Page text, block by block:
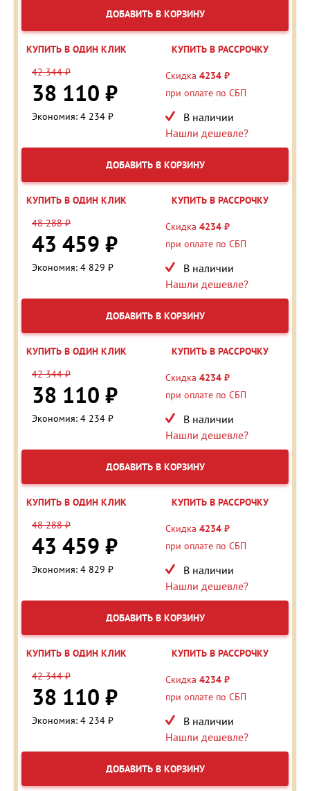
ДОБАВИТЬ В КОРЗИНУ
КУПИТЬ В ОДИН КЛИК
КУПИТЬ В РАССРОЧКУ
42 344 ₽
38 110 ₽
Экономия: 4 234 ₽
Скидка 4234 ₽
при оплате по СБП
В наличии
Нашли дешевле?
ДОБАВИТЬ В КОРЗИНУ
КУПИТЬ В ОДИН КЛИК
КУПИТЬ В РАССРОЧКУ
48 288 ₽
43 459 ₽
Экономия: 4 829 ₽
Скидка 4234 ₽
при оплате по СБП
В наличии
Нашли дешевле?
ДОБАВИТЬ В КОРЗИНУ
КУПИТЬ В ОДИН КЛИК
КУПИТЬ В РАССРОЧКУ
42 344 ₽
38 110 ₽
Экономия: 4 234 ₽
Скидка 4234 ₽
при оплате по СБП
В наличии
Нашли дешевле?
ДОБАВИТЬ В КОРЗИНУ
КУПИТЬ В ОДИН КЛИК
КУПИТЬ В РАССРОЧКУ
48 288 ₽
43 459 ₽
Экономия: 4 829 ₽
Скидка 4234 ₽
при оплате по СБП
В наличии
Нашли дешевле?
ДОБАВИТЬ В КОРЗИНУ
КУПИТЬ В ОДИН КЛИК
КУПИТЬ В РАССРОЧКУ
42 344 ₽
38 110 ₽
Экономия: 4 234 ₽
Скидка 4234 ₽
при оплате по СБП
В наличии
Нашли дешевле?
ДОБАВИТЬ В КОРЗИНУ